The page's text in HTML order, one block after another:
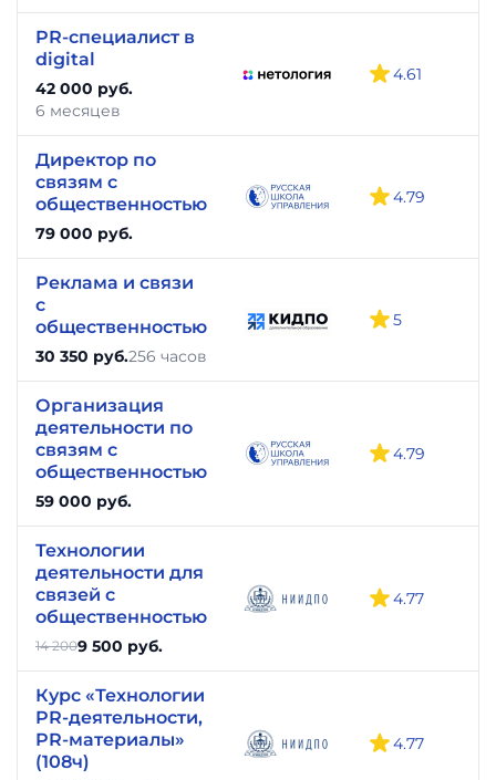
PR-специалист в
digital
42 000 руб.
6 месяцев
4.61
Директор по
связям с
общественностью
79 000 руб.
4.79
Реклама и связи
с
общественностью
30 350 руб.256 часов
5
Организация
деятельности по
связям с
общественностью
59 000 руб.
4.79
Технологии
деятельности для
связей с
общественностью
14 2009 500 руб.
4.77
Курс «Технологии
PR-деятельности,
PR-материалы»
(108ч)
4.77